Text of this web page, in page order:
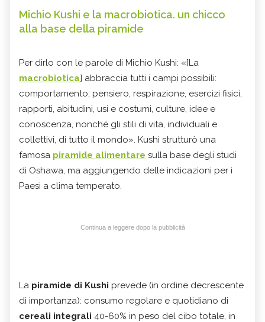
Michio Kushi e la macrobiotica. un chicco
alla base della piramide
Per dirlo con le parole di Michio Kushi: «[La
macrobiotica] abbraccia tutti i campi possibili:
comportamento, pensiero, respirazione, esercizi fisici,
rapporti, abitudini, usi e costumi, culture, idee e
conoscenza, nonché gli stili di vita, individuali e
collettivi, di tutto il mondo». Kushi strutturò una
famosa piramide alimentare sulla base degli studi
di Oshawa, ma aggiungendo delle indicazioni per i
Paesi a clima temperato.
Continua a leggere dopo la pubblicità
La piramide di Kushi prevede (in ordine decrescente
di importanza): consumo regolare e quotidiano di
cereali integrali 40-60% in peso del cibo totale, in